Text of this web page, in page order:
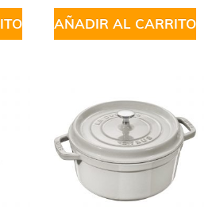
AÑADIR AL CARRITO